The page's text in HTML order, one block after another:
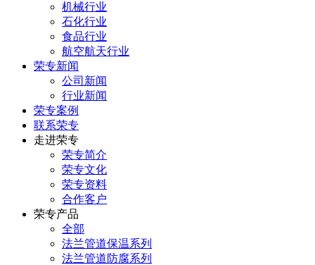
机械行业
石化行业
食品行业
航空航天行业
荣专新闻
公司新闻
行业新闻
荣专案例
联系荣专
走进荣专
荣专简介
荣专文化
荣专资料
合作客户
荣专产品
全部
法兰管道保温系列
法兰管道防腐系列